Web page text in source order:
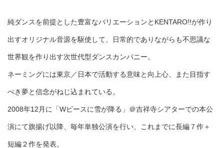
純ダンスを前提とした豊富なバリエーションとKENTARO!!が作り
出すオリジナル音源を駆使して、日常的でありながらも不思議な
世界観を作り出す次世代型ダンスカンパニー。
ネーミングには東京／日本で活動する意味と向上心、また目指す
べき夢と信念がねじ込まれている。
2008年12月に「Wピースに雪が降る」＠吉祥寺シアターでの本公
演にて旗揚げ以降、毎年単独公演を行い、これまでに長編７作＋
短編２作を発表。